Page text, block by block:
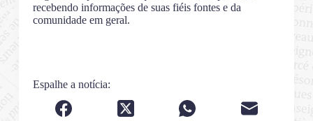
recebendo informações de suas fiéis fontes e da
comunidade em geral.
Espalhe a notícia: